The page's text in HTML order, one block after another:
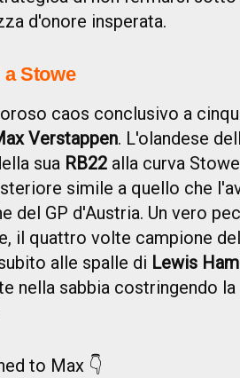
d'onore insperata.
Stowe
caos conclusivo a
Verstappen. L'olandese
sua RB22 alla curva
simile a quello che
del GP d'Austria. Un vero
il quattro volte campione
alle spalle di Lewis
nella sabbia costringendo la
to Max 👇